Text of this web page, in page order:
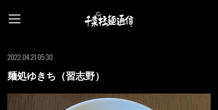
2022.04.21 05:30
麺処ゆきち（習志野）